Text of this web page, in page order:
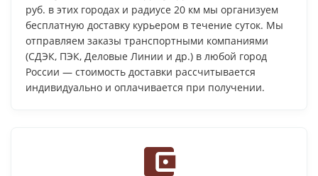
руб. в этих городах и радиусе 20 км мы организуем
бесплатную доставку курьером в течение суток. Мы
отправляем заказы транспортными компаниями
(СДЭК, ПЭК, Деловые Линии и др.) в любой город
России — стоимость доставки рассчитывается
индивидуально и оплачивается при получении.